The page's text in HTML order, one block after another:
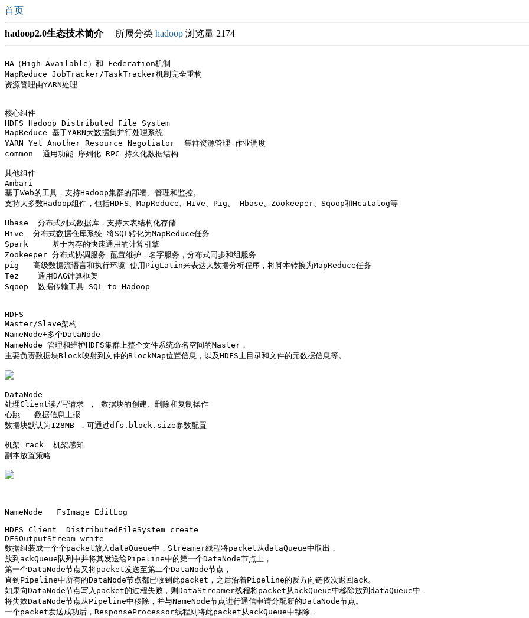
首页
hadoop2.0生态技术简介所属分类 hadoop 浏览量 2174
HA（High Available）和 Federation机制
MapReduce JobTracker/TaskTracker机制完全重构
资源管理由YARN处理
核心组件
HDFS Hadoop Distributed File System
MapReduce 基于YARN大数据集并行处理系统
YARN Yet Another Resource Negotiator  集群资源管理 作业调度
common  通用功能 序列化 RPC 持久化数据结构
其他组件
Ambari
基于Web的工具，支持Hadoop集群的部署、管理和监控。
支持大多数Hadoop组件，包括HDFS、MapReduce、Hive、Pig、 Hbase、Zookeeper、Sqoop和Hcatalog等
Hbase  分布式列式数据库，支持大表结构化存储
Hive  分布式数据仓库系统 将SQL转化为MapReduce任务
Spark     基于内存的快速通用的计算引擎
Zookeeper 分布式协调服务 配置维护，名字服务，分布式同步和组服务
pig   高级数据流语言和执行环境 使用PigLatin来表达大数据分析程序，将脚本转换为MapReduce任务
Tez    通用DAG计算框架
Sqoop  数据传输工具 SQL-to-Hadoop
HDFS
Master/Slave架构
NameNode+多个DataNode
NameNode 管理和维护HDFS集群上整个文件系统命名空间的Master，
主要负责数据块Block映射到文件的BlockMap位置信息，以及HDFS上目录和文件的元数据信息等。
DataNode
处理Client读/写请求 ， 数据块的创建、删除和复制操作
心跳   数据信息上报
数据块默认为128MB ，可通过dfs.block.size参数配置
机架 rack  机架感知
副本放置策略
NameNode   FsImage EditLog
HDFS Client  DistributedFileSystem create
DFSOutputStream write
数据组装成一个个packet放入dataQueue中，Streamer线程将packet从dataQueue中取出，
放到ackQueue队列中并将其发送给Pipeline中的第一个DataNode节点上，
第一个DataNode节点又将packet发送至第二个DataNode节点，
直到Pipeline中所有的DataNode节点都已收到此packet，之后沿着Pipeline的反方向链依次返回ack。
如果向DataNode节点写入packet的过程失败，则DataStreamer线程将packet从ackQueue中移除放到dataQueue中，
将失效DataNode节点从Pipeline中移除，并与NameNode节点进行通信申请分配新的DataNode节点。
一个packet发送成功后，ResponseProcessor线程则将此packet从ackQueue中移除，